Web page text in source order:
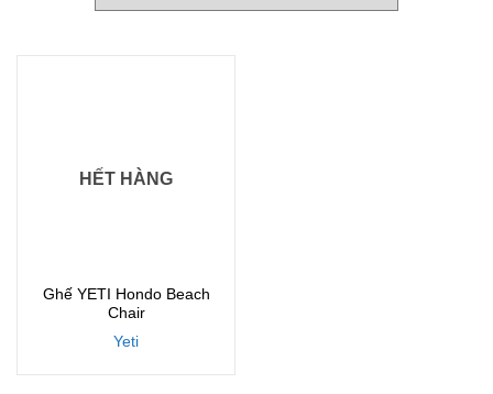
HẾT HÀNG
Ghế YETI Hondo Beach
Chair
Yeti